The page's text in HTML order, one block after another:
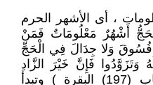
، أى الأشهر الحرم
أَشْهُرٌ مَعْلُومَاتٌ فَمَنْ
وَلا جِدَالَ فِي الْحَجِّ
وَتَزَوَّدُوا فَإِنَّ خَيْرَ الزَّادِ
التَّقْوَى وَاتَّقُونِي يَا أُوْلِي الأَلْبَابِ (197) البقرة ) وتبدأ